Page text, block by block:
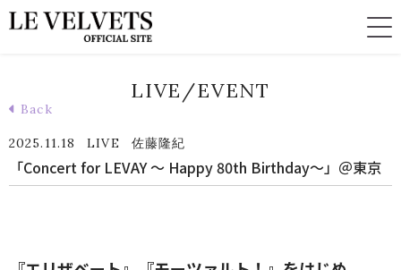
LIVE/EVENT
Back
2025.11.18 LIVE 佐藤隆紀
「Concert for LEVAY ～ Happy 80th Birthday～」＠東京